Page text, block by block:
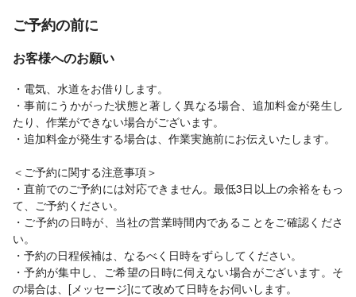
ご予約の前に
お客様へのお願い
・電気、水道をお借りします。
・事前にうかがった状態と著しく異なる場合、追加料金が発生し
たり、作業ができない場合がございます。
・追加料金が発生する場合は、作業実施前にお伝えいたします。
＜ご予約に関する注意事項＞
・直前でのご予約には対応できません。最低3日以上の余裕をもっ
て、ご予約ください。
・ご予約の日時が、当社の営業時間内であることをご確認くださ
い。
・予約の日程候補は、なるべく日時をずらしてください。
・予約が集中し、ご希望の日時に伺えない場合がございます。そ
の場合は、[メッセージ]にて改めて日時をお伺いします。